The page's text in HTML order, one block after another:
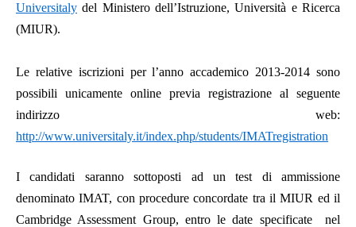
Universitaly del Ministero dell’Istruzione, Università e Ricerca
(MIUR).
Le relative iscrizioni per l’anno accademico 2013-2014 sono
possibili unicamente online previa registrazione al seguente
indirizzo web:
http://www.universitaly.it/index.php/students/IMATregistration
I candidati saranno sottoposti ad un test di ammissione
denominato IMAT, con procedure concordate tra il MIUR ed il
Cambridge Assessment Group, entro le date specificate
nel